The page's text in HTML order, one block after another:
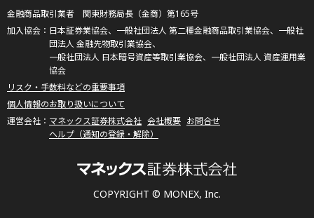
COPYRIGHT © MONEX, Inc.
金融商品取引業者 関東財務局長（金商）第165号
日本証券業協会、一般社団法人 第二種金融商品取引業協会、一般社
団法人 金融先物取引業協会、
一般社団法人 日本暗号資産等取引業協会、一般社団法人 資産運用業
協会
リスク・手数料などの重要事項
個人情報のお取り扱いについて
マネックス証券株式会社 会社概要 お問合せ
ヘルプ（通知の登録・解除）